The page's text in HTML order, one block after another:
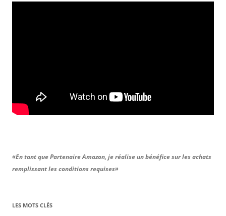
«En tant que Partenaire Amazon, je réalise un bénéfice sur les achats
remplissant les conditions requises»
LES MOTS CLÉS